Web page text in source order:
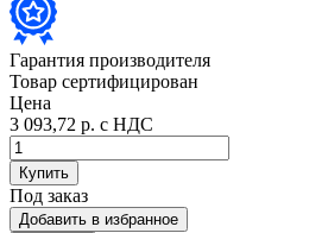
Гарантия производителя
Товар сертифицирован
Цена
3 093,72 р. с НДС
Купить
Под заказ
Добавить в избранное